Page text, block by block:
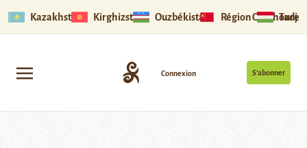
Kazakhstan Kirghizstan Ouzbékistan Région Ouïghoure
S’abonner
Connexion